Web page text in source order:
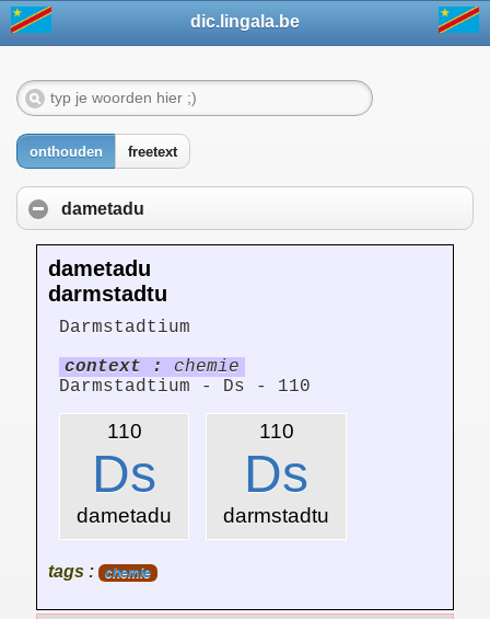
dic.lingala.be
onthouden freetext
dametadu
dametadu
darmstadtu
Darmstadtium
context :
chemie
Darmstadtium - Ds - 110
110
Ds
dametadu
110
Ds
darmstadtu
tags : chemie